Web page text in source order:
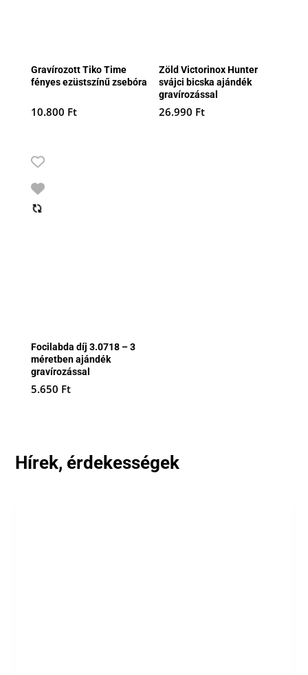
Gravírozott Tiko Time
fényes ezüstszínű zsebóra
10.800 Ft
Zöld Victorinox Hunter
svájci bicska ajándék
gravírozással
26.990 Ft
Focilabda díj 3.0718 – 3
méretben ajándék
gravírozással
5.650 Ft
Hírek, érdekességek